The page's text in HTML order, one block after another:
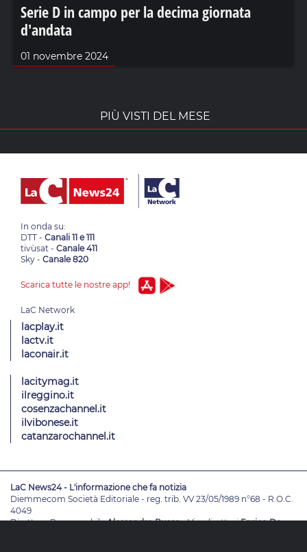
Serie D in campo per la decima giornata
d'andata
01 novembre 2024
PIÙ VISTI DEL MESE
In onda su:
DTT - Canali 11 e 111
tivùsat - Canale 411
Sky - Canale 820
Scarica tutte le nostre app!
lacplay.it
lactv.it
laconair.it
lacitymag.it
ilreggino.it
cosenzachannel.it
ilvibonese.it
catanzarochannel.it
LaC News24 - L'informazione che fa notizia
Diemmecom Società Editoriale - reg. trib. VV 23/05/1989 n°68 - R.O.C.
4049
Direttore ResponsabileAlessandro Russo- VicedirettoriEnrico De